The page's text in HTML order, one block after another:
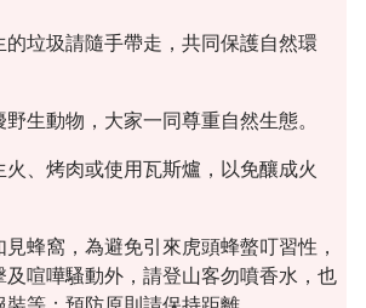
垃圾請隨手帶走，共同保護自然環
生動物，大家一同尊重自然生態。
、烤肉或使用瓦斯爐，以免釀成火
蜂窩，為避免引來虎頭蜂螫叮習性，
喧嘩騷動外，請登山客勿噴香水，也